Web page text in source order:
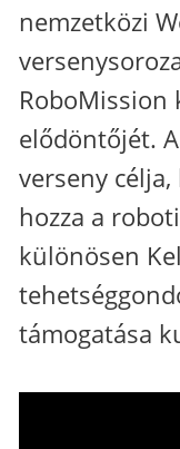
nemzetközi
RoboMission
elődöntőjét.
verseny
hozza a
különösen
támogatása